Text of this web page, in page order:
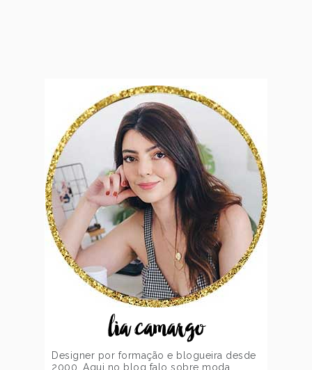
lia camargo
Designer por formação e blogueira desde
2000. Aqui no blog falo sobre moda,